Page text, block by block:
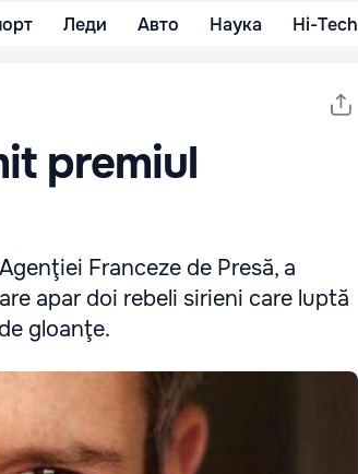
Леди Авто Наука Hi-Tech
premiul
Franceze de Presă, a
apar doi rebeli sirieni care luptă
gloanţe.